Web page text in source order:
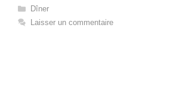
Catégories
Dîner
Laisser un commentaire